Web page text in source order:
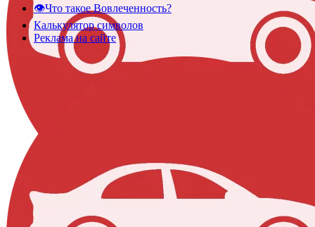
👁️Что такое Вовлеченность?
Калькулятор символов
Реклама на сайте